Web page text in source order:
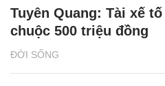
ĐỜI SỐNG
Tuyên Quang: Tài xế
chuộc 500 triệu đồng